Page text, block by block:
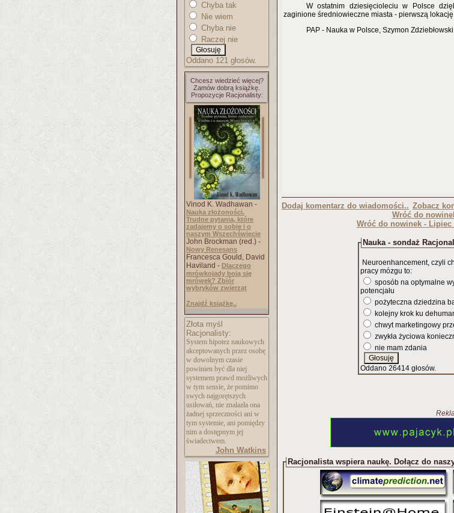
Chyba tak
Nie wiem
Chyba nie
Raczej nie
Oddano 121 głosów.
Chcesz wiedzieć więcej?
Zamów dobrą książkę.
Propozycje Racjonalisty:
Vinod K. Wadhawan -
Nauka złożoności.
Trudne pytania, które
zadajemy o sobie i o
naszym Wszechświecie
John Brockman (red.) -
Nowy Renesans
Francesca Gould, David
Haviland - Dlaczego
mrówkojady boją się
mrówek? Zbiór
wybryków zwierząt
Znajdź książkę..
Złota myśl
Racjonalisty:
System hipotez naukowych
akceptowanych przez osobę
w dowolnym czasie
powinien być dla niej
systemem prawd możliwych
w tym sensie, że pomimo
swych najgorętszych
usiłowań, nie znalazła ona
żadnej sprzeczności ani w
tym systemie, ani pomiędzy
nim a dostępnym jej
świadectwem.
John Watkins
W ostatnim dziesięcioleciu w Polsce
zaginione średniowieczne miasta - pierwszą
PAP - Nauka w Polsce, Szymon
Dodaj komentarz do wiadomości.. Zobacz
Wróć do
Wróć do nowinek - Lipiec
Nauka - sondaż
Neuroenhancement, czyli
pracy mózgu to:
sposób na optymalne
potencjału
pożyteczna dziedzina
kolejny krok ku
chwyt marketingowy
zwykła życiowa
nie mam zdania
Oddano 26414 głosów.
Racjonalista wspiera naukę. Dołącz do